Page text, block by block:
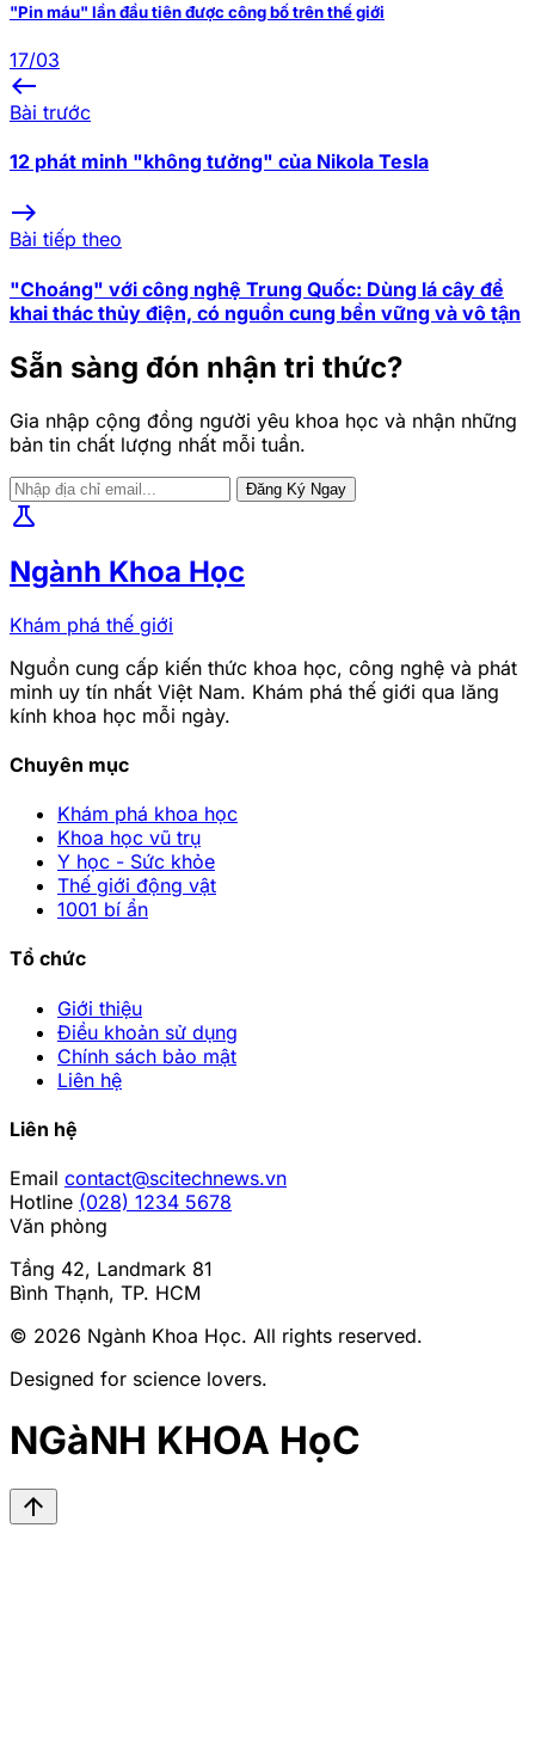
"Pin máu" lần đầu tiên được công bố trên thế giới
17/03
west
Bài trước
12 phát minh "không tưởng" của Nikola Tesla
east
Bài tiếp theo
"Choáng" với công nghệ Trung Quốc: Dùng lá cây để
khai thác thủy điện, có nguồn cung bền vững và vô tận
Sẵn sàng đón nhận tri thức?
Gia nhập cộng đồng người yêu khoa học và nhận những
bản tin chất lượng nhất mỗi tuần.
Đăng Ký Ngay
science
Ngành Khoa Học
Khám phá thế giới
Nguồn cung cấp kiến thức khoa học, công nghệ và phát
minh uy tín nhất Việt Nam. Khám phá thế giới qua lăng
kính khoa học mỗi ngày.
Chuyên mục
Khám phá khoa học
Khoa học vũ trụ
Y học - Sức khỏe
Thế giới động vật
1001 bí ẩn
Tổ chức
Giới thiệu
Điều khoản sử dụng
Chính sách bảo mật
Liên hệ
Liên hệ
Email contact@scitechnews.vn
Hotline (028) 1234 5678
Văn phòng
Tầng 42, Landmark 81
Bình Thạnh, TP. HCM
© 2026 Ngành Khoa Học. All rights reserved.
Designed for science lovers.
NGàNH KHOA HọC
arrow_upward